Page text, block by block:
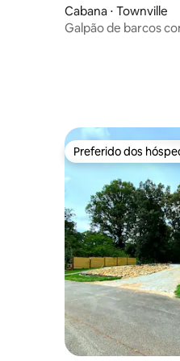
Cabana ⋅ Townville
Galpão de barcos
Preferido dos
Preferido dos